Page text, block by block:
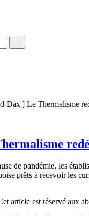
de pandémie, les
prêts à recevoir les
article est réservé aux